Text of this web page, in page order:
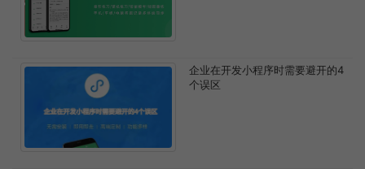
企业在开发小程序时需要避开的4
个误区